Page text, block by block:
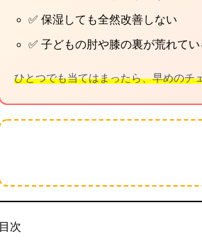
✅ 保湿しても全然改善しない
✅ 子どもの肘や膝の裏が荒れてい
ひとつでも当てはまったら、早めのチ
目次